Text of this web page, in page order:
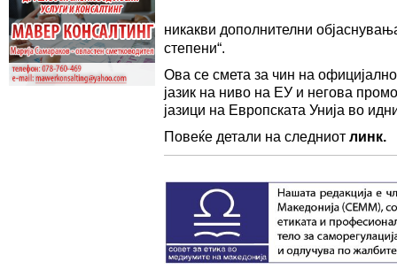
никакви дополнителни
степени“.
Ова се смета за чин на
јазик на ниво на ЕУ и негова
јазици на Европската Унија во
Повеќе детали на следниот линк.